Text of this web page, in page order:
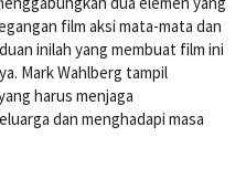
film aksi mata-mata dan
inilah yang membuat film ini
Mark Wahlberg tampil
harus menjaga
dan menghadapi masa